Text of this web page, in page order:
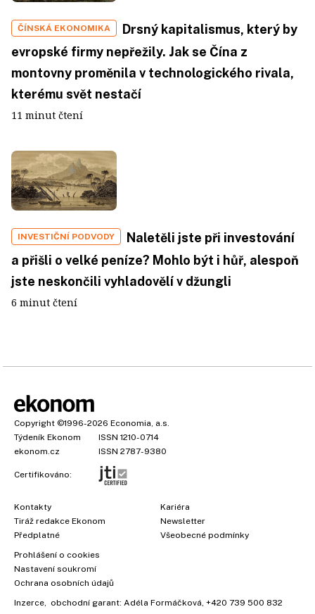
ČÍNSKÁ EKONOMIKA
Drsný kapitalismus, který by
evropské firmy nepřežily. Jak se Čína z
montovny proměnila v technologického rivala,
kterému svět nestačí
11 minut čtení
INVESTIČNÍ PODVODY
Naletěli jste při investování
a přišli o velké peníze? Mohlo být i hůř, alespoň
jste neskončili vyhladovělí v džungli
6 minut čtení
Copyright ©1996-2026 Economia, a.s.
Týdeník Ekonom
ISSN 1210-0714
ekonom.cz
ISSN 2787-9380
Certifikováno:
Kontakty
Tiráž redakce Ekonom
Předplatné
Kariéra
Newsletter
Všeobecné podmínky
Prohlášení o cookies
Nastavení soukromí
Ochrana osobních údajů
Inzerce , obchodní garant: Adéla Formáčková +420 739 500 832